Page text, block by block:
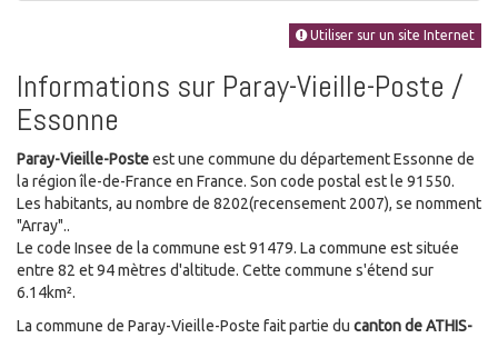
Utiliser sur un site Internet
Informations sur Paray-Vieille-Poste /
Essonne
Paray-Vieille-Posteest une commune du département Essonne de
la région île-de-France en France. Son code postal est le 91550.
Les habitants, au nombre de 8202(recensement 2007), se nomment
"Array"..
Le code Insee de la commune est 91479. La commune est située
entre 82 et 94 mètres d'altitude. Cette commune s'étend sur
6.14km².
La commune de Paray-Vieille-Poste fait partie du canton de ATHIS-